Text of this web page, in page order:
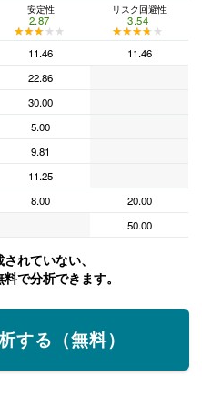
安定性
2.87
★★★★★
★★★★★
リスク回避性
3.54
★★★★★
★★★★★
11.46
11.46
22.86
30.00
5.00
9.81
11.25
8.00
20.00
50.00
れていない、
で分析できます。
する（無料）